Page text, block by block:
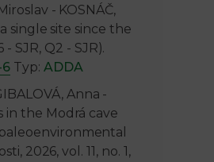
- KOSNÁČ,
single site since the
SJR, Q2 - SJR).
6 Typ: ADDA
Anna -
in the Modrá cave
2026, vol. 11, no. 1,